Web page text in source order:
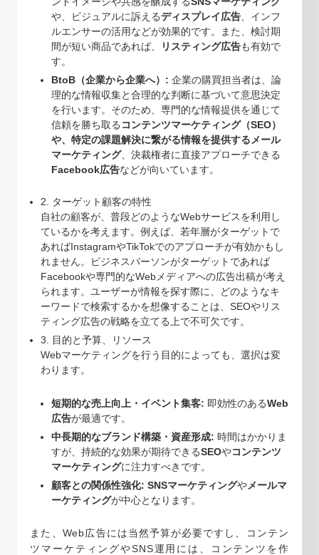
や、ビジュアルに訴えるディスプレイ広告 、インフ
ルエンサーの活用などが効果的です。また、検討期
間が短い商品であれば、
リスティング広告も有効で
す。
BtoB（企業から企業へ）: 企業の購買担当者は、論
理的な情報収集と合理的な判断に基づいて意思決定
を行います。そのため、専門的な情報提供を通じて
信頼を勝ち取る コンテンツマーケティング（SEO）
や、特定の課題解決に繋がる情報を提供するメール
マーケティング、決裁権者に直接アプローチできる
Facebook広告などが向いています。
2. ターゲット顧客の特性
自社の顧客が、普段どのようなWebサービスを利用し
ているかを考えます。例えば、若年層がターゲットで
あればInstagramやTikTokでのアプローチが有効かもし
れません。ビジネスパーソンがターゲットであれば
Facebookや専門的なWebメディアへの広告出稿が考え
られます。ユーザーが情報を探す際に、どのようなキ
ーワードで検索するかを想像することは、SEOやリス
ティング広告の戦略を立てる上で不可欠です。
3. 目的と予算、リソース
Webマーケティングを行う目的によっても、選択は変
わります。
短期的な売上向上・イベント集客: 即効性のあるWeb
広告が最適です。
中長期的なブランド構築・資産形成: 時間はかかりま
すが、持続的な効果が期待できるSEOやコンテンツ
マーケティングに注力すべきです。
顧客との関係性強化: SNSマーケティングやメールマ
ーケティングが中心となります。
また、Web広告には当然予算が必要ですし、コンテン
ツマーケティングやSNS運用には、コンテンツを作